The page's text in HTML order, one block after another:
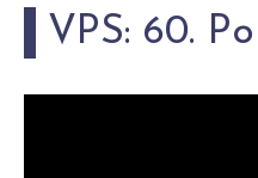
VPS: 60.